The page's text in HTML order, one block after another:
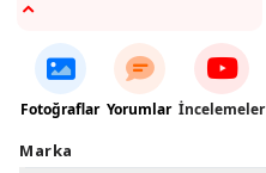
Fotoğraflar Yorumlar İncelemeler
Marka